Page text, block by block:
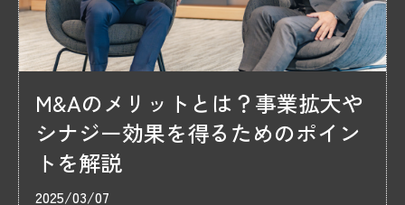
M&Aのメリットとは？事業拡大や
シナジー効果を得るためのポイン
トを解説
2025/03/07